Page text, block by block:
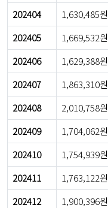
202404
1,630,485원
202405
1,669,532원
202406
1,629,388원
202407
1,863,310원
202408
2,010,758원
202409
1,704,062원
202410
1,754,939원
202411
1,763,122원
202412
1,900,396원